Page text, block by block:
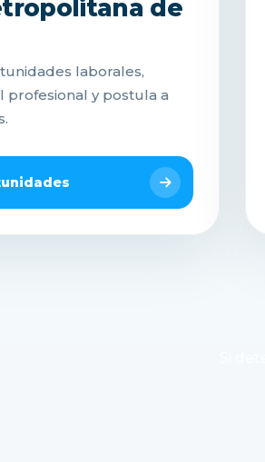
de
laborales,
profesional y postula a